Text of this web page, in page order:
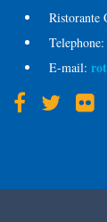
Ristorante
Telephone:
E-mail: